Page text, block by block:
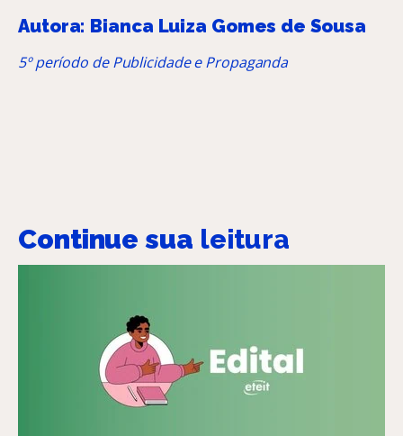
Autora: Bianca Luiza Gomes de Sousa
5º período de Publicidade e Propaganda
Continue sua leitura